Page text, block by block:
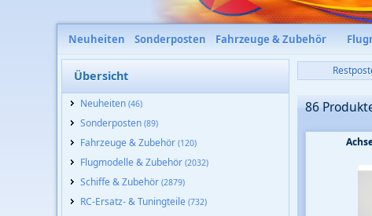
Neuheiten Sonderposten Fahrzeuge & Zubehör
Übersicht
Neuheiten (46)
Sonderposten (89)
Fahrzeuge & Zubehör (120)
Flugmodelle & Zubehör (2032)
Schiffe & Zubehör (2879)
RC-Ersatz- & Tuningteile (732)
86